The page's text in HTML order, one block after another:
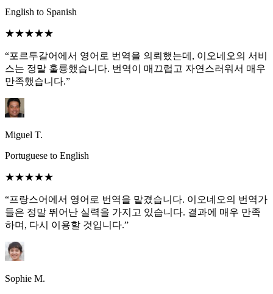
English to Spanish
★★★★★
“포르투갈어에서 영어로 번역을 의뢰했는데, 이오네오의 서비
스는 정말 훌륭했습니다. 번역이 매끄럽고 자연스러워서 매우
만족했습니다.”
Miguel T.
Portuguese to English
★★★★★
“프랑스어에서 영어로 번역을 맡겼습니다. 이오네오의 번역가
들은 정말 뛰어난 실력을 가지고 있습니다. 결과에 매우 만족
하며, 다시 이용할 것입니다.”
Sophie M.